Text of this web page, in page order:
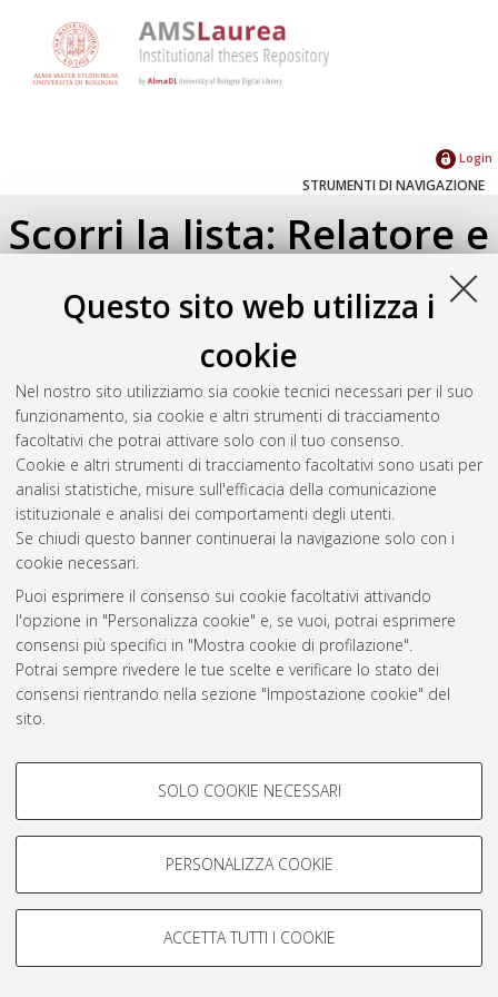
Questo sito web utilizza i
cookie
Nel nostro sito utilizziamo sia cookie tecnici necessari per il suo
funzionamento, sia cookie e altri strumenti di tracciamento
facoltativi che potrai attivare solo con il tuo consenso.
Cookie e altri strumenti di tracciamento facoltativi sono usati per
analisi statistiche, misure sull'efficacia della comunicazione
istituzionale e analisi dei comportamenti degli utenti.
Se chiudi questo banner continuerai la navigazione solo con i
cookie necessari.
Puoi esprimere il consenso sui cookie facoltativi attivando
l'opzione in "Personalizza cookie" e, se vuoi, potrai esprimere
consensi più specifici in "Mostra cookie di profilazione".
Potrai sempre rivedere le tue scelte e verificare lo stato dei
consensi rientrando nella sezione "Impostazione cookie" del
sito.
COOKIE DI PROFILAZIONE -
Si tratta di cookie utilizzati per analizzare le caratteristiche della
navigazione degli utenti, creare profili in base al loro comportamento
Mostra cookie di profilazione
COOKIE TECNICI - NECESSARI
SOLO COOKIE NECESSARI
PERSONALIZZA COOKIE
ACCETTA TUTTI I COOKIE
Login
STRUMENTI DI NAVIGAZIONE
Scorri la lista: Relatore e
Correlatore
Seleziona un valore dall'elenco sottostante.
2024(1)
Atom
Rss 1.0
Rss 2.0
AMS Laurea
Servizio implementato e gestito da AlmaDL
Impostazioni Cookie
© ALMA MATER STUDIORUM - Università di Bologna, 2007-2026.